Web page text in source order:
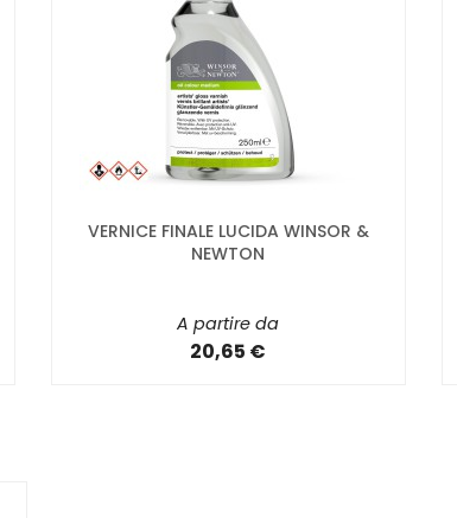
VERNICE FINALE LUCIDA WINSOR &
NEWTON
A partire da
20,65 €